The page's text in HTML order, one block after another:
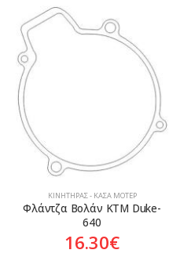
ΚΙΝΗΤΉΡΑΣ - ΚΆΣΑ ΜΟΤΈΡ
Φλάντζα Βολάν KTM Duke-
640
16.30€